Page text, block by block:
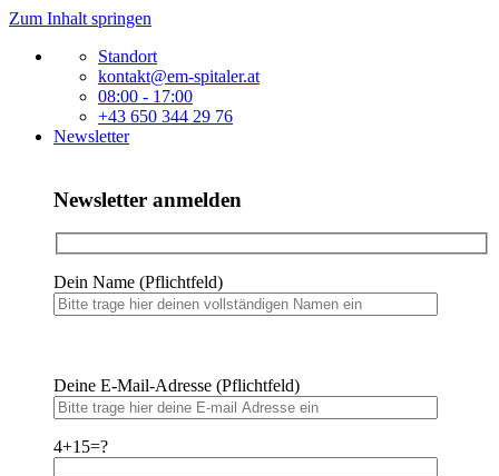
Zum Inhalt springen
Standort
kontakt@em-spitaler.at
08:00 - 17:00
+43 650 344 29 76
Newsletter
Newsletter anmelden
Dein Name (Pflichtfeld)
dieses
Feld
leer.
lasse
dieses
leer.
Deine E-Mail-Adresse (Pflichtfeld)
4+15=?